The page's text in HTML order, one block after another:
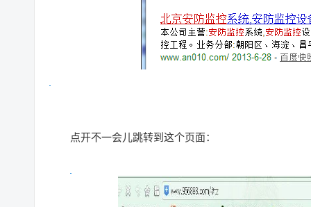
点开不一会儿跳转到这个页面：